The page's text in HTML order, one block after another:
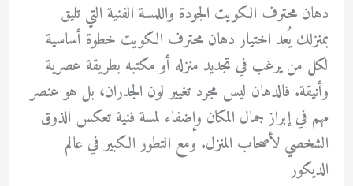
دهان محترف الكويت الجودة واللمسة الفنية التي تليق
بمنزلك يُعد اختيار دهان محترف الكويت خطوة أساسية
لكل من يرغب في تجديد منزله أو مكتبه بطريقة عصرية
وأنيقة. فالدهان ليس مجرد تغيير لون الجدران، بل هو عنصر
مهم في إبراز جمال المكان وإضفاء لمسة فنية تعكس الذوق
الشخصي لأصحاب المنزل. ومع التطور الكبير في عالم
الديكور